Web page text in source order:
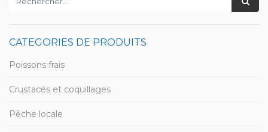
CATEGORIES DE PRODUITS
Poissons frais
Crustacés et coquillages
Pêche locale